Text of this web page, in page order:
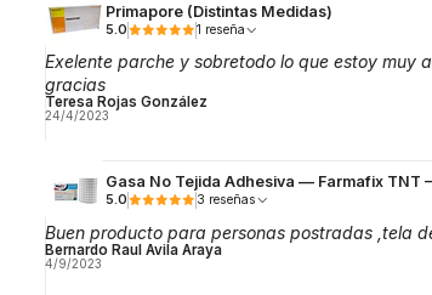
Primapore (Distintas Medidas)
5.0 1 reseña
Exelente parche y sobretodo lo que estoy
gracias
Teresa Rojas González
24/4/2023
Gasa No Tejida Adhesiva — Farmafix TNT
5.0 3 reseñas
Buen producto para personas postradas ,tela
Bernardo Raul Avila Araya
4/9/2023